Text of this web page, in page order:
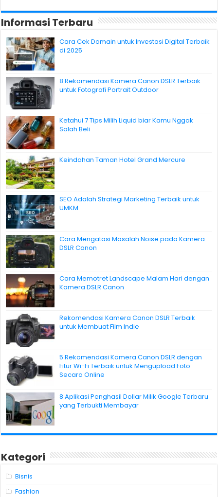
Informasi Terbaru
Cara Cek Domain untuk Investasi Digital Terbaik
di 2025
8 Rekomendasi Kamera Canon DSLR Terbaik
untuk Fotografi Portrait Outdoor
Ketahui 7 Tips Milih Liquid biar Kamu Nggak
Salah Beli
Keindahan Taman Hotel Grand Mercure
SEO Adalah Strategi Marketing Terbaik untuk
UMKM
Cara Mengatasi Masalah Noise pada Kamera
DSLR Canon
Cara Memotret Landscape Malam Hari dengan
Kamera DSLR Canon
Rekomendasi Kamera Canon DSLR Terbaik
untuk Membuat Film Indie
5 Rekomendasi Kamera Canon DSLR dengan
Fitur Wi-Fi Terbaik untuk Mengupload Foto
Secara Online
8 Aplikasi Penghasil Dollar Milik Google Terbaru
yang Terbukti Membayar
Kategori
Bisnis
Fashion